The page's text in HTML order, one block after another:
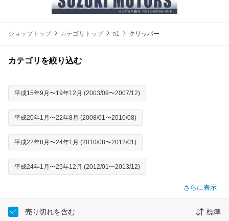
ショップトップ カテゴリトップ n1 クリッパー
カテゴリを絞り込む
平成15年9月〜19年12月 (2003/09〜2007/12)
平成20年1月〜22年8月 (2008/01〜2010/08)
平成22年8月〜24年1月 (2010/08〜2012/01)
平成24年1月〜25年12月 (2012/01〜2013/12)
さらに表示
売り切れを含む 標準